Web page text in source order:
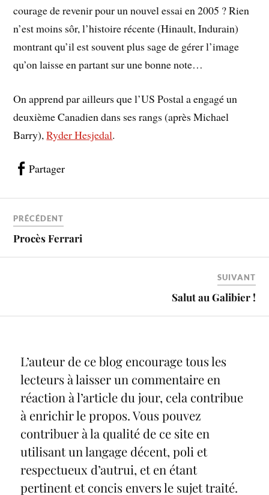
courage de revenir pour un nouvel essai en 2005 ? Rien
n’est moins sôr, l’histoire récente (Hinault, Indurain)
montrant qu’il est souvent plus sage de gérer l’image
qu’on laisse en partant sur une bonne note…
On apprend par ailleurs que l’US Postal a engagé un
deuxième Canadien dans ses rangs (après Michael
Barry),Ryder Hesjedal.
Partager
PRÉCÉDENT
Procès Ferrari
SUIVANT
Salut au Galibier !
L’auteur de ce blog encourage tous les
lecteurs à laisser un commentaire en
réaction à l’article du jour, cela contribue
à enrichir le propos. Vous pouvez
contribuer à la qualité de ce site en
utilisant un langage décent, poli et
respectueux d’autrui, et en étant
pertinent et concis envers le sujet traité.